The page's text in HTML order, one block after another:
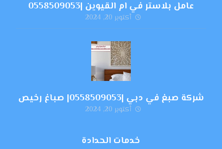
عامل بلاستر في ام القيوين |0558509053
أكتوبر 20, 2024
شركة صبغ في دبي |0558509053| صباغ رخيص
أكتوبر 20, 2024
خدمات الحدادة